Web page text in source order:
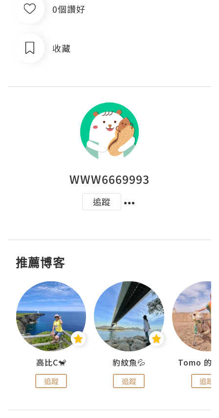
0個讚好
收藏
WWW6669993
追蹤
推薦博客
高比C🐒
追蹤
豹紋魚💦
追蹤 追蹤